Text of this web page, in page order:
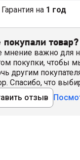
Гарантия на 1 год
товар?
мнение важно для
покупки, чтобы
другим
Спасибо, что
отзыв